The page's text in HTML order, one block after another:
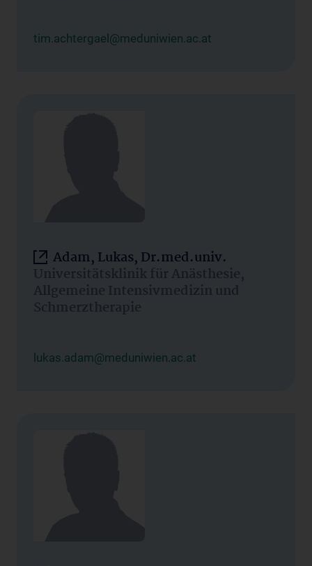
tim.achtergael@meduniwien.ac.at
Adam, Lukas, Dr.med.univ.
Universitätsklinik für Anästhesie,
Allgemeine Intensivmedizin und
Schmerztherapie
lukas.adam@meduniwien.ac.at